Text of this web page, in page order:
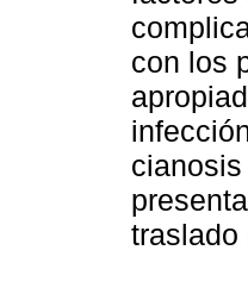
con los
traslado